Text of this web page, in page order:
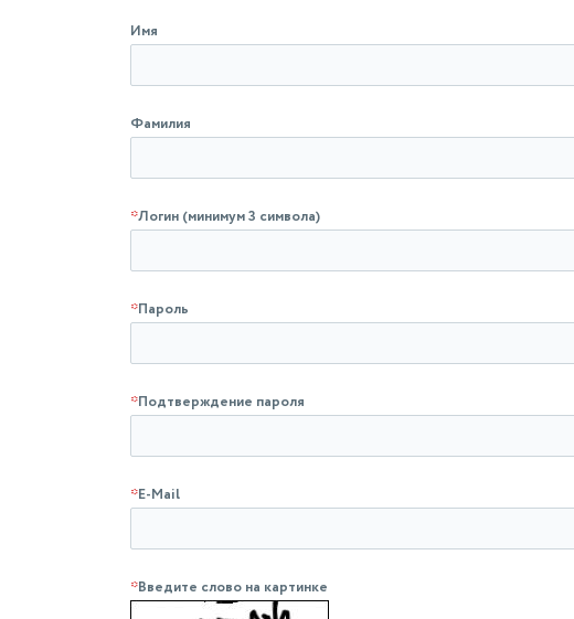
Имя
Фамилия
*Логин (минимум 3 символа)
*Пароль
*Подтверждение пароля
*E-Mail
*Введите слово на картинке